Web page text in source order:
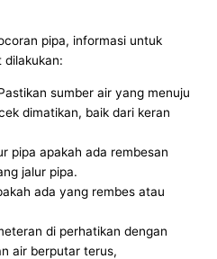
pipa, informasi untuk
dilakukan:
sumber air yang menuju
dimatikan, baik dari keran
pipa apakah ada rembesan
jalur pipa.
ada yang rembes atau
di perhatikan dengan
air berputar terus,